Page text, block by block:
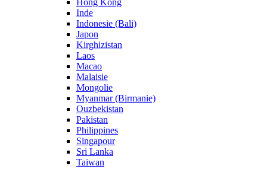
Hong Kong
Inde
Indonesie (Bali)
Japon
Kirghizistan
Laos
Macao
Malaisie
Mongolie
Myanmar (Birmanie)
Ouzbekistan
Pakistan
Philippines
Singapour
Sri Lanka
Taiwan